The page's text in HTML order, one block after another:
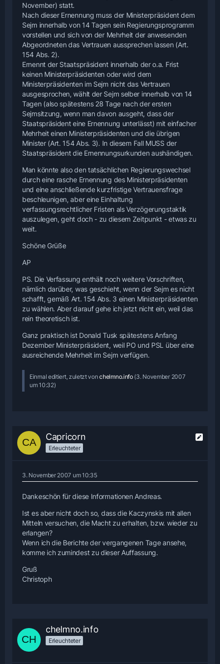
November) statt.
Nach dieser Ernennung muss der Ministerpräsident dem
Sejm innerhalb von 14 Tagen sein Regierungsprogramm
vorstellen und sich von der Mehrheit der anwesenden
Abgeordneten das Vertrauen aussprechen lassen (Art.
154 Abs. 2).
Ernennt der Staatspräsident innerhalb der o.a. Frist
keinen Ministerpräsidenten oder wird dem
Ministerpräsidenten im Sejm nicht das Vertrauen
ausgesprochen, wählt der Sejm selber innerhalb von 14
Tagen (also spätestens 28 Tage nach der ersten
Sejmsitzung, wenn man davon ausgeht, dass der
Staatspräsident eine Ernennung unterlässt) mit einfacher
Mehrheit einen Ministerpräsidenten und die übrigen
Minister (Art. 154 Abs. 3). In diesem Fall MUSS der
Staatspräsident die Ernennungsurkunden aushändigen.
Man könnte also den tatsächlichen Regierungswechsel
durch eine rasche Ernennung des Ministerpräsidenten
und eine anschließende kurzfristige Vertrauensfrage
beschleunigen, aber eine Einhaltung
verfassungsrechtlicher Fristen als Verzögerungstaktik
auszulegen, geht doch - zu diesem Zeitpunkt - etwas zu
weit.
Schöne Grüße
AP
PS. Die Verfassung enthält noch weitere Vorschriften,
nämlich darüber, was geschieht, wenn der Sejm es nicht
schafft, gemäß Art. 154 Abs. 3 einen Ministerpräsidenten
zu wählen. Aber darauf gehe ich jetzt nicht ein, weil das
rein theoretisch ist.
Ganz praktisch ist Donald Tusk spätestens Anfang
Dezember Ministerpräsident, weil PO und PSL über eine
ausreichende Mehrheit im Sejm verfügen.
Einmal editiert, zuletzt vonchelmno.info(3. November 2007
um 10:32)
Capricorn
Erleuchteter
3. November 2007 um 10:35
Dankeschön für diese Informationen Andreas.
Ist es aber nicht doch so, dass die Kaczynskis mit allen
Mitteln versuchen, die Macht zu erhalten, bzw. wieder zu
erlangen?
Wenn ich die Berichte der vergangenen Tage ansehe,
komme ich zumindest zu dieser Auffassung.
Gruß
Christoph
chelmno.info
Erleuchteter